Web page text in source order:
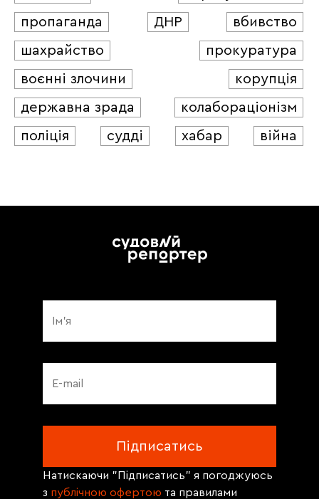
пропаганда
ДНР
вбивство
шахрайство
прокуратура
воєнні злочини
корупція
державна зрада
колабораціонізм
поліція
судді хабар війна
Натискаючи "Підписатись" я погоджуюсь
з публічною офертою та правилами